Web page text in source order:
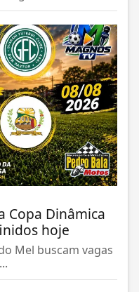
Copa Dinâmica
hoje
Mel buscam vagas